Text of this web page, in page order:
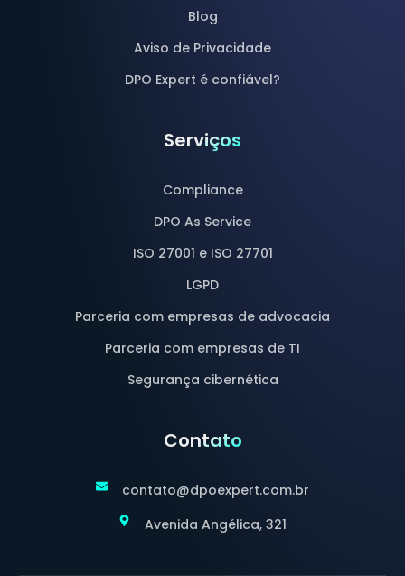
Blog
Aviso de Privacidade
DPO Expert é confiável?
Serviços
Compliance
DPO As Service
ISO 27001 e ISO 27701
LGPD
Parceria com empresas de advocacia
Parceria com empresas de TI
Segurança cibernética
Contato
contato@dpoexpert.com.br
Avenida Angélica, 321